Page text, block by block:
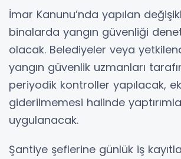
İmar Kanunu’nda yapılan
binalarda yangın güvenliği
olacak. Belediyeler veya
yangın güvenlik uzmanları
periyodik kontroller yapılacak,
giderilmemesi halinde
uygulanacak.
Şantiye şeflerine günlük iş